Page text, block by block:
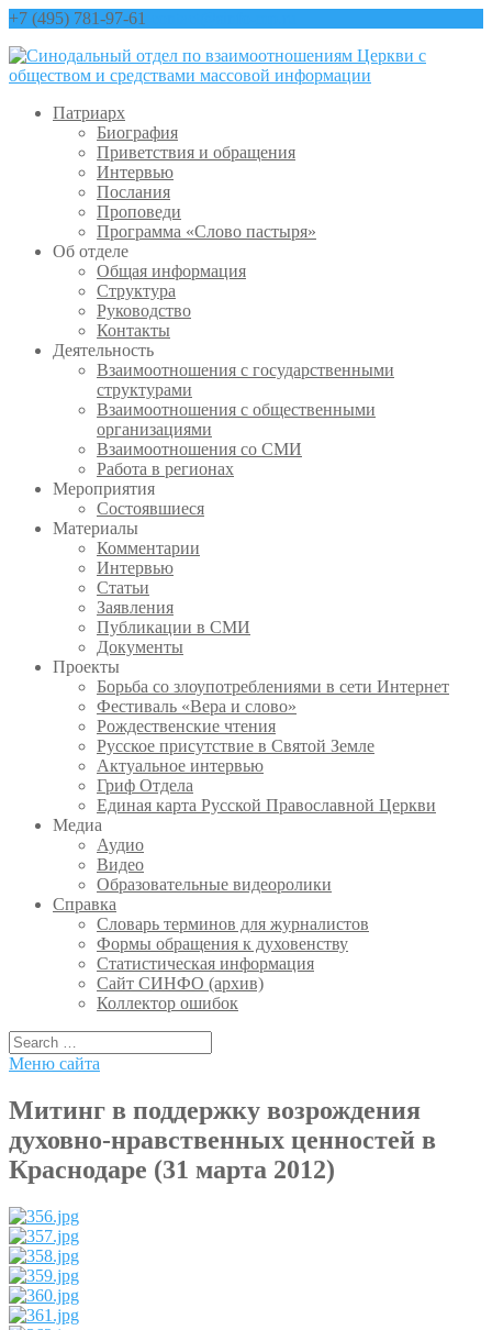
+7 (495) 781-97-61
Патриарх
Биография
Приветствия и обращения
Интервью
Послания
Проповеди
Программа «Слово пастыря»
Об отделе
Общая информация
Структура
Руководство
Контакты
Деятельность
Взаимоотношения с государственными
структурами
Взаимоотношения с общественными
организациями
Взаимоотношения со СМИ
Работа в регионах
Мероприятия
Состоявшиеся
Материалы
Комментарии
Интервью
Статьи
Заявления
Публикации в СМИ
Документы
Проекты
Борьба со злоупотреблениями в сети Интернет
Фестиваль «Вера и слово»
Рождественские чтения
Русское присутствие в Святой Земле
Актуальное интервью
Гриф Отдела
Единая карта Русской Православной Церкви
Медиа
Аудио
Видео
Образовательные видеоролики
Справка
Словарь терминов для журналистов
Формы обращения к духовенству
Статистическая информация
Сайт СИНФО (архив)
Коллектор ошибок
Меню сайта
Митинг в поддержку возрождения
духовно-нравственных ценностей в
Краснодаре (31 марта 2012)